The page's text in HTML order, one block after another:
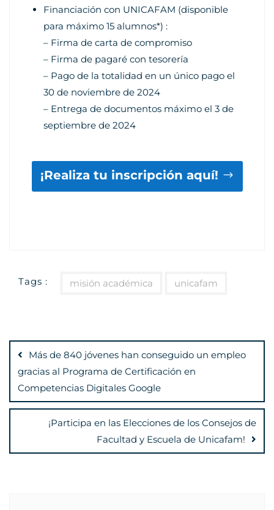
Financiación con UNICAFAM (disponible
para máximo 15 alumnos*) :
– Firma de carta de compromiso
– Firma de pagaré con tesorería
– Pago de la totalidad en un único pago el
30 de noviembre de 2024
– Entrega de documentos máximo el 3 de
septiembre de 2024
¡Realiza tu inscripción aquí!
Tags : misión académica unicafam
de
entradas
Más de 840 jóvenes han conseguido un empleo
gracias al Programa de Certificación en
Competencias Digitales Google
¡Participa en las Elecciones de los Consejos de
Facultad y Escuela de Unicafam!